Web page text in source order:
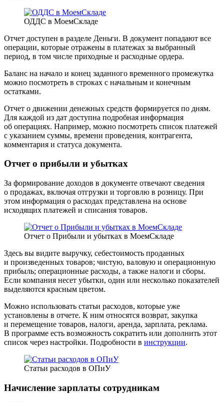
ОДДС в МоемСкладе
Отчет доступен в разделе Деньги. В документ попадают все
операции, которые отражены в платежах за выбранный
период, в том числе приходные и расходные ордера.
Баланс на начало и конец заданного временного промежутка
можно посмотреть в строках с начальным и конечным
остатками.
Отчет о движении денежных средств формируется по дням.
Для каждой из дат доступна подробная информация
об операциях. Например, можно посмотреть список платежей
с указанием суммы, времени проведения, контрагента,
комментария и статуса документа.
Отчет о прибыли и убытках
За формирование доходов в документе отвечают сведения
о продажах, включая отгрузки и торговлю в розницу. При
этом информация о расходах представлена на основе
исходящих платежей и списания товаров.
Отчет о Прибыли и убытках в МоемСкладе
Здесь вы видите выручку, себестоимость проданных
и произведенных товаров; чистую, валовую и операционную
прибыль; операционные расходы, а также налоги и сборы.
Если компания несет убытки, один или несколько показателей
выделяются красным цветом.
Можно использовать статьи расходов, которые уже
установлены в отчете. К ним относятся возврат, закупка
и перемещение товаров, налоги, аренда, зарплата, реклама.
В программе есть возможность сократить или дополнить этот
список через настройки. Подробности в инструкции.
Статьи расходов в ОПиУ
Начисление зарплаты сотрудникам